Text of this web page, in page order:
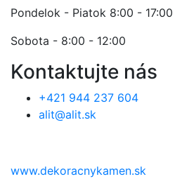
Pondelok - Piatok 8:00 - 17:00
Sobota - 8:00 - 12:00
Kontaktujte nás
+421 944 237 604
alit@alit.sk
www.dekoracnykamen.sk